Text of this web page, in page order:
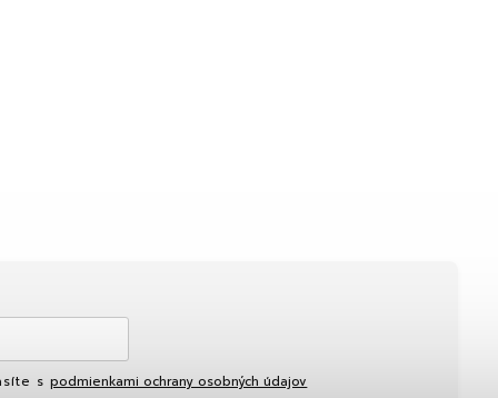
spodmienkami ochrany osobných údajov